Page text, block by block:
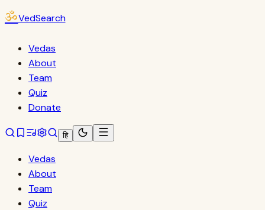
ॐVedSearch
Vedas
About
Team
Quiz
Donate
हि
Vedas
About
Team
Quiz